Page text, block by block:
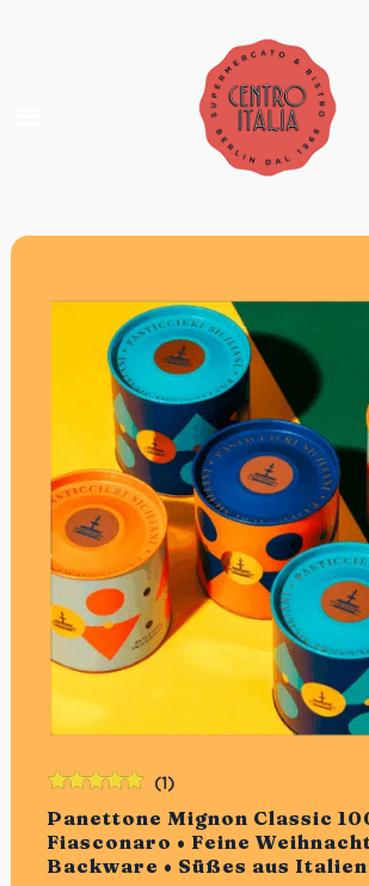
Panettone Mignon Classic
Fiasconaro • Feine
Backware • Süßes aus Italien
(1)
mit5.00von
5